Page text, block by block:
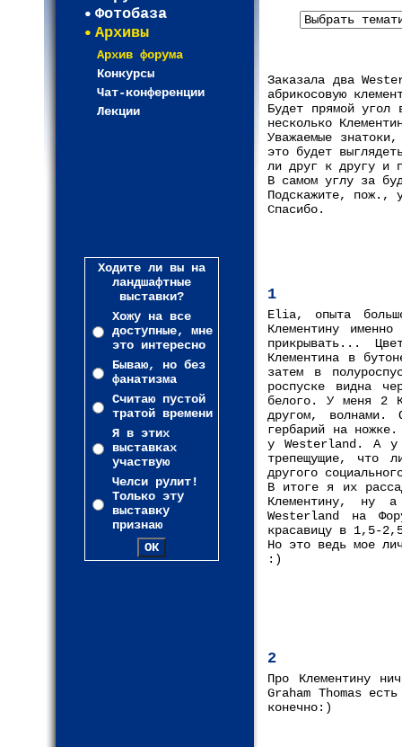
Фотобаза
Архивы
Архив форума
Конкурсы
Чат-конференции
Лекции
Ходите ли вы на
ландшафтные
выставки?
Хожу на все
доступные, мне
это интересно
Бываю, но без
фанатизма
Считаю пустой
тратой времени
Я в этих
выставках
участвую
Челси рулит!
Только эту
выставку
признаю
Заказала два
абрикосовую
Будет прямой угол
несколько
Уважаемые
это будет
ли друг к другу и
В самом углу за
Подскажите, пож.,
Спасибо.
1
Elia, опыта
Клементину
прикрывать...
Клементина в
затем в
роспуске видна
белого. У меня 2
другом, волнами.
гербарий на
у Westerland. А у
трепещущие, что
другого
В итоге я их
Клементину, ну
Westerland на
красавицу в 1,5-
Но это ведь мое
:)
2
Про Клементину
Graham Thomas
конечно:)